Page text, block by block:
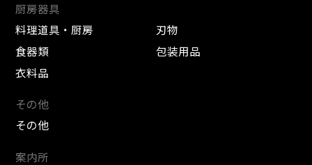
厨房器具
料理道具・厨房
刃物
食器類
包装用品
衣料品
その他
その他
案内所